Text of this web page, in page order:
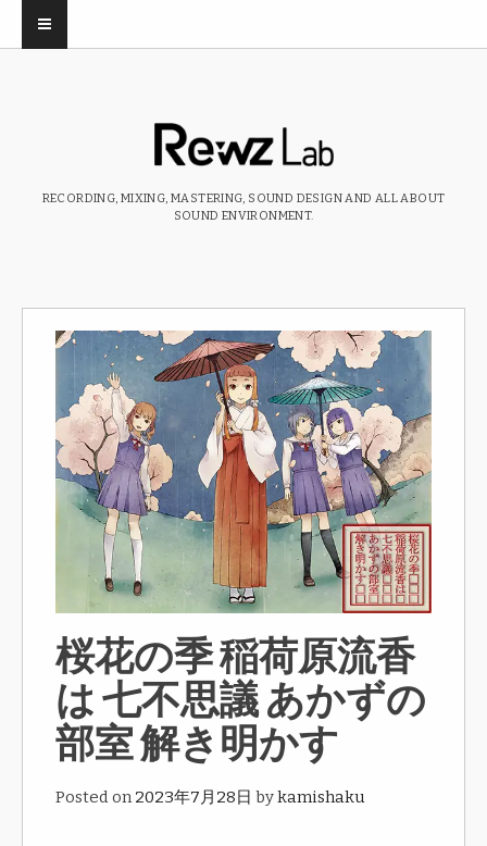
RECORDING, MIXING, MASTERING, SOUND DESIGN AND ALL ABOUT
SOUND ENVIRONMENT.
桜花の季 稲荷原流香
は 七不思議 あかずの
部室 解き明かす
Posted on 2023年7月28日 bykamishaku